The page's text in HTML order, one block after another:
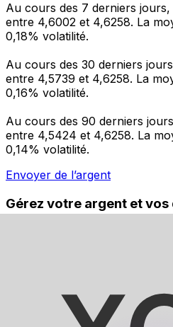
Au cours des 7 derniers jours,
entre 4,6002 et 4,6258. La
0,18% volatilité.
Au cours des 30 derniers
entre 4,5739 et 4,6258. La
0,16% volatilité.
Au cours des 90 derniers
entre 4,5424 et 4,6258. La
0,14% volatilité.
Envoyer de l’argent
Gérez votre argent et
programmez des alertes de
l'argent à l'étranger sans frais
l'application dès aujourd'hui !